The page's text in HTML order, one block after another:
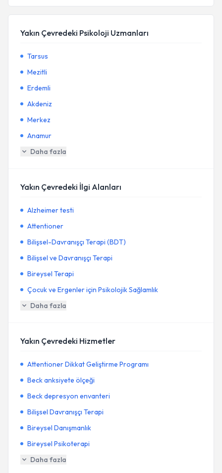
Yakın Çevredeki Psikoloji Uzmanları
Tarsus
Mezitli
Erdemli
Akdeniz
Merkez
Anamur
Daha fazla
Yakın Çevredeki İlgi Alanları
Alzheimer testi
Attentioner
Bilişsel-Davranışçı Terapi (BDT)
Bilişsel ve Davranışçı Terapi
Bireysel Terapi
Çocuk ve Ergenler için Psikolojik Sağlamlık
Daha fazla
Yakın Çevredeki Hizmetler
Attentioner Dikkat Geliştirme Programı
Beck anksiyete ölçeği
Beck depresyon envanteri
Bilişsel Davranışçı Terapi
Bireysel Danışmanlık
Bireysel Psikoterapi
Daha fazla